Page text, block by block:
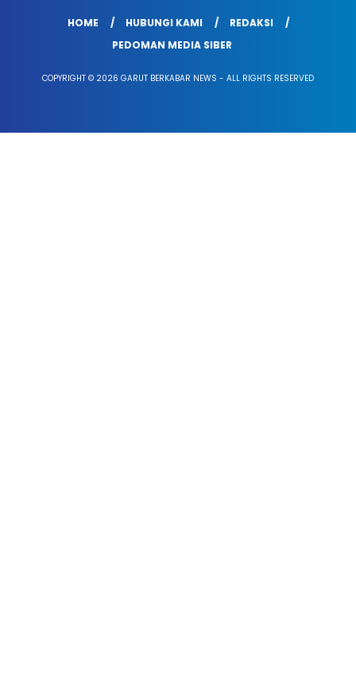
HOME HUBUNGI KAMI
REDAKSI
PEDOMAN MEDIA SIBER
COPYRIGHT © 2026 GARUT BERKABAR NEWS - ALL RIGHTS RESERVED